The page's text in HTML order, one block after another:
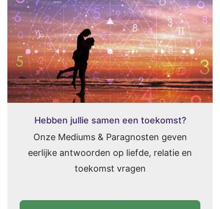
Hebben jullie samen een toekomst?
Onze Mediums & Paragnosten geven
eerlijke antwoorden op liefde, relatie en
toekomst vragen